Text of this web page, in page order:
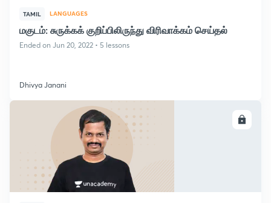
TAMIL LANGUAGES
மகுடம்: சுருக்கக் குறிப்பிலிருந்து விரிவாக்கம் செய்தல்
Ended on Jun 20, 2022 • 5 lessons
Dhivya Janani